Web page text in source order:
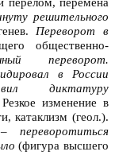
решительного
Переворот в
общественно-
переворот.
в России
диктатуру
изменение в
катаклизм (геол.).
переворотиться
(фигура высшего